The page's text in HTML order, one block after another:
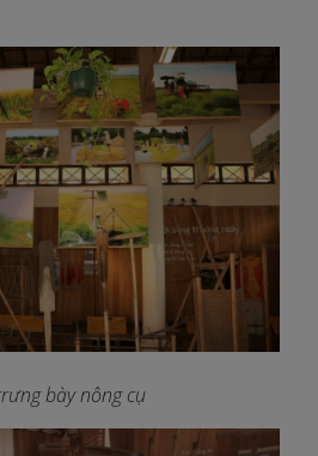
bày nông cụ